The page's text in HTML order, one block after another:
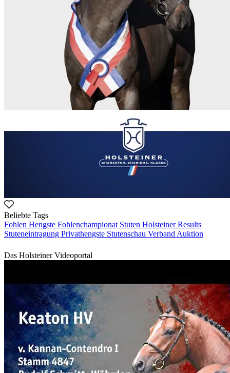
Beliebte Tags
Fohlen Hengste Fohlenchampionat Stuten Holsteiner Results
Stuteneintragung Privathengste Stutenschau VerbandAuktion
Das Holsteiner Videoportal